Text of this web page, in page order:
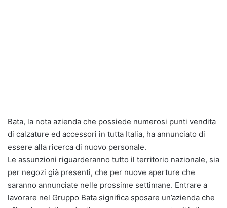
Bata, la nota azienda che possiede numerosi punti vendita
di calzature ed accessori in tutta Italia, ha annunciato di
essere alla ricerca di nuovo personale.
Le assunzioni riguarderanno tutto il territorio nazionale, sia
per negozi già presenti, che per nuove aperture che
saranno annunciate nelle prossime settimane. Entrare a
lavorare nel Gruppo Bata significa sposare un’azienda che